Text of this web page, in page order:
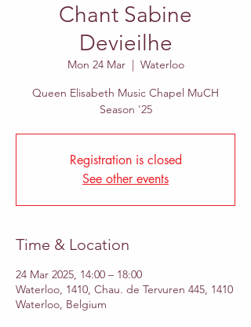
Chant Sabine
Devieilhe
Mon 24 Mar
  |
Waterloo
Queen Elisabeth Music Chapel MuCH
Season '25
Registration is closed
See other events
Time & Location
24 Mar 2025, 14:00 – 18:00
Waterloo, 1410, Chau. de Tervuren 445, 1410
Waterloo, Belgium